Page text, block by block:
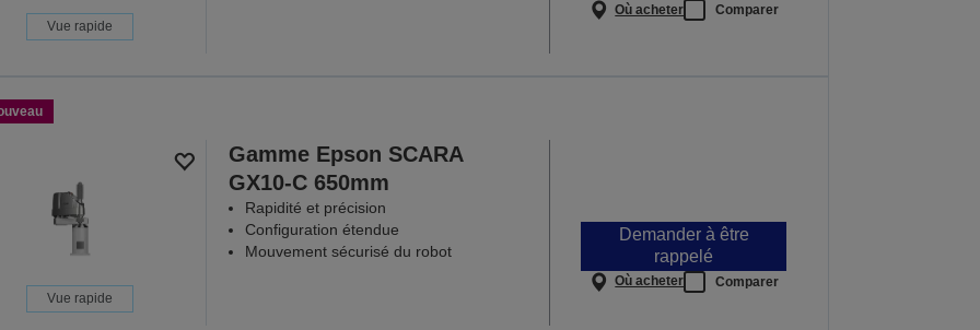
Vue rapide
Où acheter Comparer
Vue rapide
Gamme Epson SCARA
GX10-C 650mm
Rapidité et précision
Configuration étendue
Mouvement sécurisé du robot
Demander à être
rappelé
Où acheter Comparer